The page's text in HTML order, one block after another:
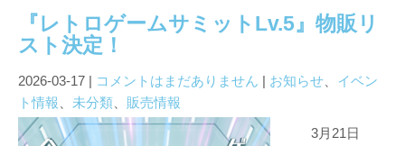
『レトロゲームサミットLv.5』物販リ
スト決定！
2026-03-17 | コメントはまだありません | お知らせ
イベン
ト情報
未分類
販売情報
3月21日